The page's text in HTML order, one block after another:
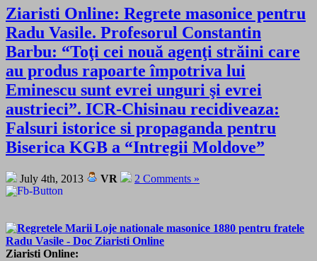
Ziaristi Online: Regrete masonice pentru
Radu Vasile. Profesorul Constantin
Barbu: “Toţi cei nouă agenţi străini care
au produs rapoarte împotriva lui
Eminescu sunt evrei unguri şi evrei
austrieci”. ICR-Chisinau recidiveaza:
Falsuri istorice si propaganda pentru
Biserica KGB a “Intregii Moldove”
July 4th, 2013 VR 2 Comments »
Ziaristi Online: